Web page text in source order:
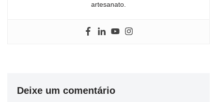
artesanato.
Deixe um comentário